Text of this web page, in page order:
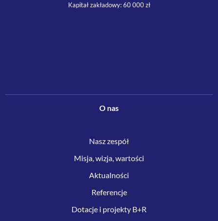
Kapitał zakładowy: 60 000 zł
O nas
Nasz zespół
Misja, wizja, wartości
Aktualności
Referencje
Dotacje i projekty B+R